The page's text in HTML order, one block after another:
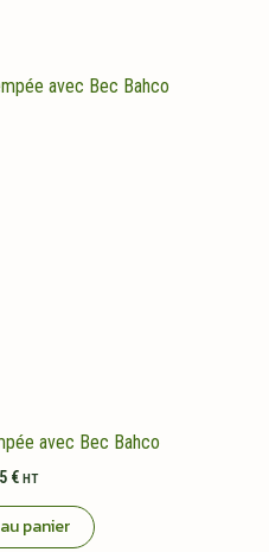
avec Bec Bahco
€ HT
panier